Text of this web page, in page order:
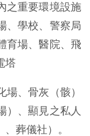
之重要環境設施
、學校、警察局
育場、醫院、飛
塔
場、骨灰（骸）
）、顯見之私人
葬儀社）。